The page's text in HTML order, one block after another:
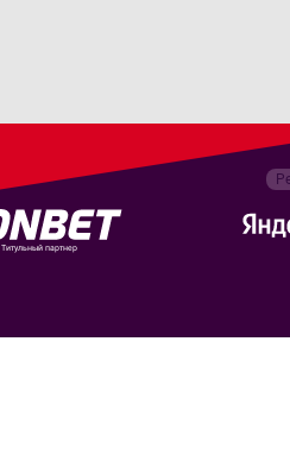
Титульный партнер